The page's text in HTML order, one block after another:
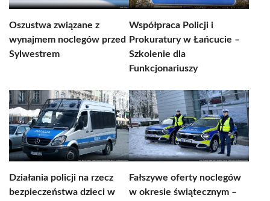
Oszustwa związane z
wynajmem noclegów przed
Sylwestrem
Współpraca Policji i
Prokuratury w Łańcucie –
Szkolenie dla
Funkcjonariuszy
Działania policji na rzecz
bezpieczeństwa dzieci w
Fałszywe oferty noclegów
w okresie świątecznym –